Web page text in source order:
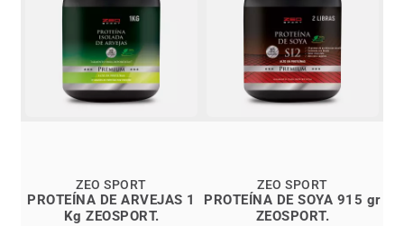
PROTEÍNA DE ARVEJAS 1
Kg ZEOSPORT.
ZEO SPORT
PROTEÍNA DE SOYA 915 gr
ZEOSPORT.
ZEO SPORT